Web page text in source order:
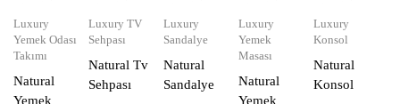
Luxury
Yemek Odası
Takımı
Natural
Yemek
Luxury TV
Sehpası
Natural Tv
Sehpası
Luxury
Sandalye
Natural
Sandalye
Luxury
Yemek
Masası
Natural
Yemek
Luxury
Konsol
Natural
Konsol